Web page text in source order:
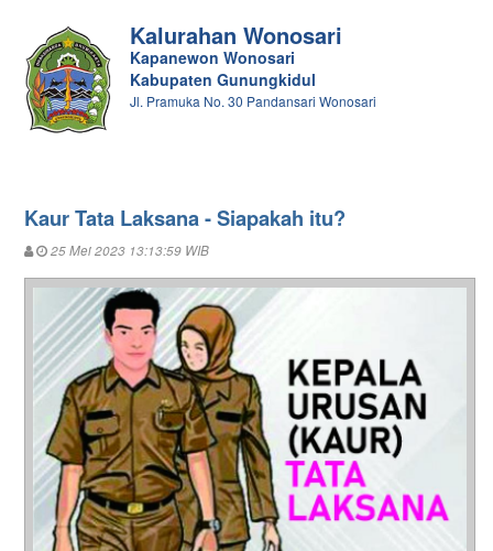
Kalurahan Wonosari
Kapanewon Wonosari
Kabupaten Gunungkidul
Jl. Pramuka No. 30 Pandansari Wonosari
Kaur Tata Laksana - Siapakah itu?
25 Mei 2023 13:13:59 WIB